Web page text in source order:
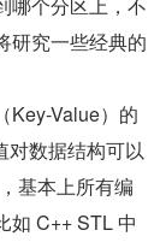
研究一些经典的
Key-Value）的
对数据结构可以
基本上所有编
如 C++ STL 中